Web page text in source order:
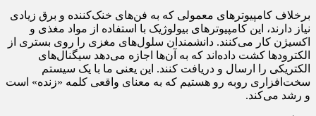
برخلاف کامپیوترهای معمولی که به فن‌های خنک‌کننده و برق زیادی
نیاز دارند، این کامپیوترهای بیولوژیک با استفاده از مواد مغذی و
اکسیژن کار می‌کنند. دانشمندان سلول‌های مغزی را روی بستری از
الکترودها کشت داده‌اند که به آن‌ها اجازه می‌دهد سیگنال‌های
الکتریکی را ارسال و دریافت کنند. این یعنی ما با یک سیستم
سخت‌افزاری روبه رو هستیم که به معنای واقعی کلمه «زنده» است
و رشد می‌کند.